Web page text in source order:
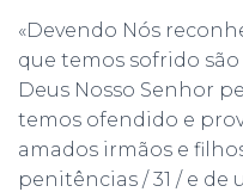
«Devendo Nós
que temos sofrido
Deus Nosso Senhor
temos ofendido e
amados irmãos e
penitências / 31 / e de